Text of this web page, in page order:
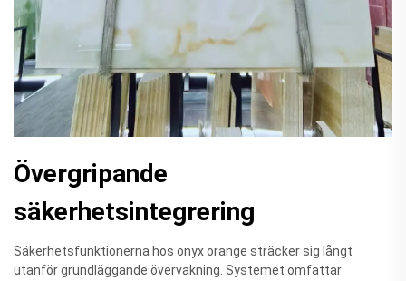
Övergripande
säkerhetsintegrering
Säkerhetsfunktionerna hos onyx orange sträcker sig långt
utanför grundläggande övervakning. Systemet omfattar